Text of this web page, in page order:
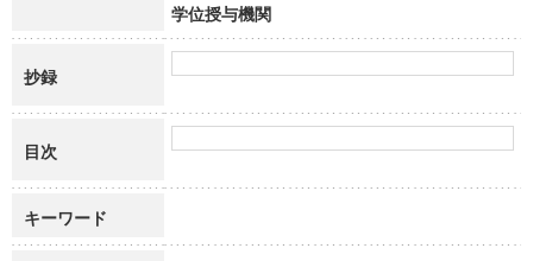
学位授与機関
抄録
目次
キーワード